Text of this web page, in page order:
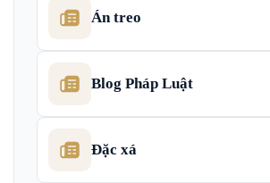
Án treo
Blog Pháp Luật
Đặc xá